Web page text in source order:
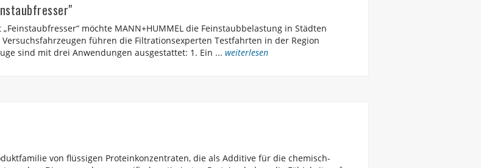
möchte MANN+HUMMEL die Feinstaubbelastung in Städten
führen die Filtrationsexperten Testfahrten in der Region
sind mit drei Anwendungen ausgestattet: 1. Ein ... weiterlesen
von flüssigen Proteinkonzentraten, die als Additive für die chemisch-